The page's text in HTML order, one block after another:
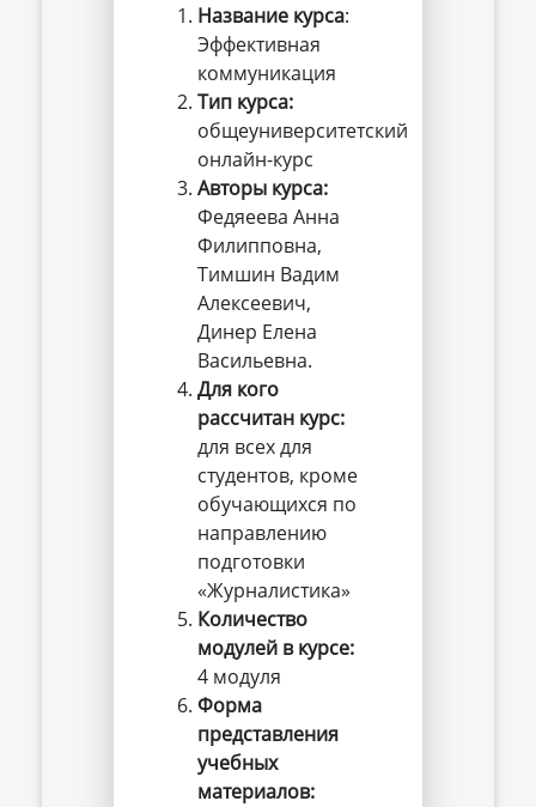
Название курса:
Эффективная
коммуникация
Тип курса:
общеуниверситетский
онлайн-курс
Авторы курса:
Федяеева Анна
Филипповна,
Тимшин Вадим
Алексеевич,
Динер Елена
Васильевна.
Для кого
рассчитан курс:
для всех для
студентов, кроме
обучающихся по
направлению
подготовки
«Журналистика»
Количество
модулей в курсе:
4 модуля
Форма
представления
учебных
материалов: